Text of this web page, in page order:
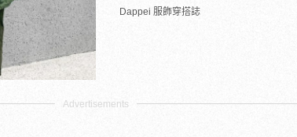
Dappei 服飾穿搭誌